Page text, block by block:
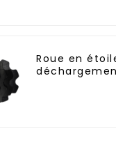
Roue en